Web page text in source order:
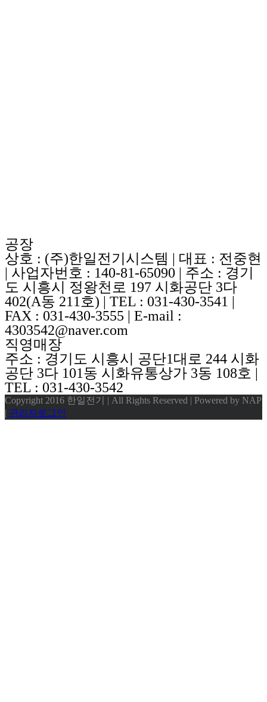
공장
상호 : (주)한일전기시스템 | 대표 : 전중현
| 사업자번호 : 140-81-65090 | 주소 : 경기
도 시흥시 정왕천로 197 시화공단 3다
402(A동 211호) | TEL : 031-430-3541 |
FAX : 031-430-3555 | E-mail :
4303542@naver.com
직영매장
주소 : 경기도 시흥시 공단1대로 244 시화
공단 3다 101동 시화유통상가 3동 108호 |
TEL : 031-430-3542
Copyright 2016 한일전기 | All Rights Reserved | Powered by NAP
| 관리자로그인